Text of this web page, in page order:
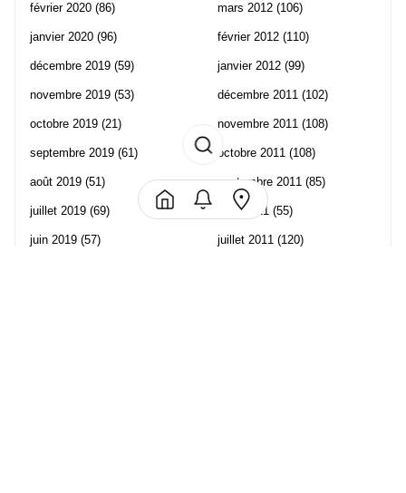
février 2020 (86)
janvier 2020 (96)
décembre 2019 (59)
novembre 2019 (53)
octobre 2019 (21)
septembre 2019 (61)
août 2019 (51)
juillet 2019 (69)
juin 2019 (57)
mars 2012 (106)
février 2012 (110)
janvier 2012 (99)
décembre 2011 (102)
novembre 2011 (108)
octobre 2011 (108)
septembre 2011 (85)
août 2011 (55)
juillet 2011 (120)